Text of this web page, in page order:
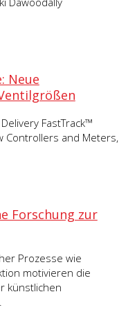
Neue
FastTrack™
Controllers and Meters,
Forschung zur
Prozesse wie
motivieren die
künstlichen